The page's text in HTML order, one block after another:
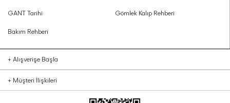
GANT Tarihi Gömlek Kalıp Rehberi
Bakım Rehberi
+ Alışverişe Başla
+ Müşteri İlişkileri